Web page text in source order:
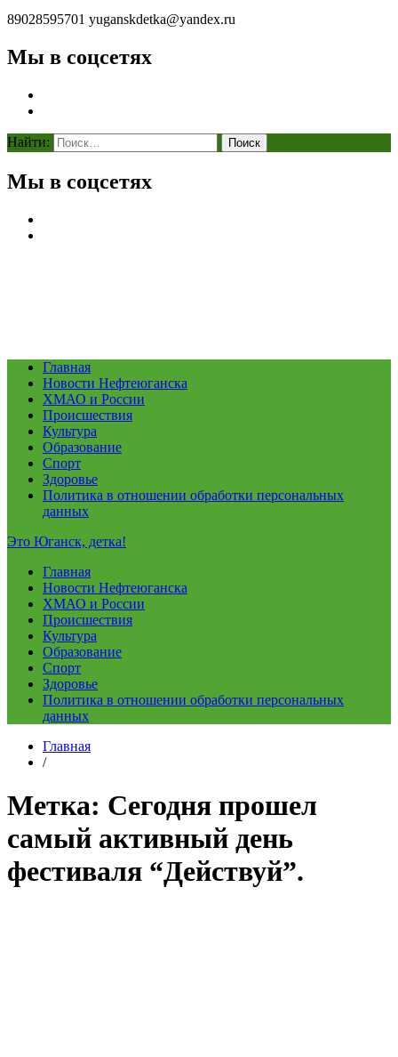
89028595701 yuganskdetka@yandex.ru
Мы в соцсетях
Найти:
Мы в соцсетях
Главная
Новости Нефтеюганска
ХМАО и России
Происшествия
Культура
Образование
Спорт
Здоровье
Политика в отношении обработки персональных
данных
Это Юганск, детка!
Главная
Новости Нефтеюганска
ХМАО и России
Происшествия
Культура
Образование
Спорт
Здоровье
Политика в отношении обработки персональных
данных
Главная
/
Метка: Сегодня прошел
самый активный день
фестиваля “Действуй”.